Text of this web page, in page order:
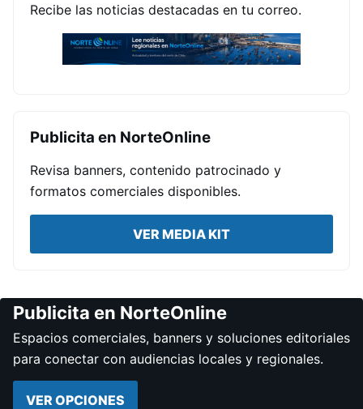
Recibe las noticias destacadas en tu correo.
Publicita en NorteOnline
Revisa banners, contenido patrocinado y
formatos comerciales disponibles.
VER MEDIA KIT
Publicita en NorteOnline
Espacios comerciales, banners y soluciones editoriales
para conectar con audiencias locales y regionales.
VER OPCIONES